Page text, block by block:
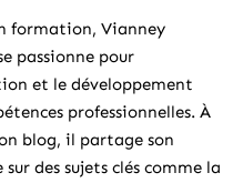
formation, Vianney
passionne pour
et le développement
professionnelles. À
blog, il partage son
des sujets clés comme la